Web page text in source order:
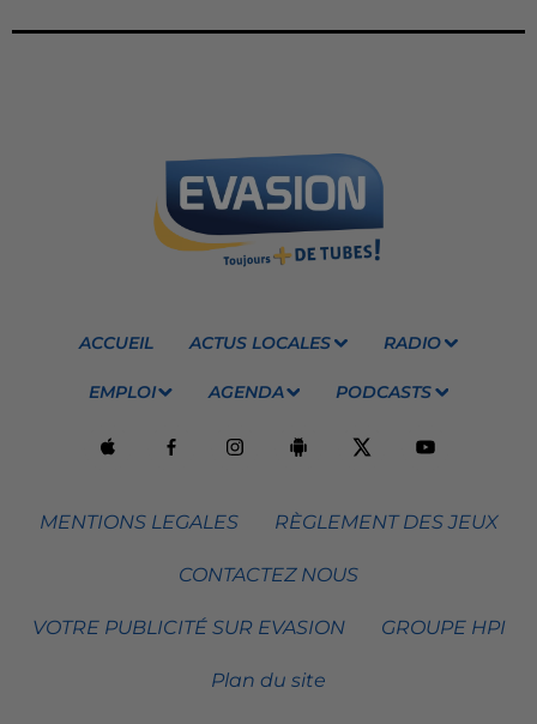
ACCUEIL ACTUS LOCALES RADIO
EMPLOI AGENDA PODCASTS
MENTIONS LEGALES RÈGLEMENT DES JEUX
CONTACTEZ NOUS
VOTRE PUBLICITÉ SUR EVASION GROUPE HPI
Plan du site